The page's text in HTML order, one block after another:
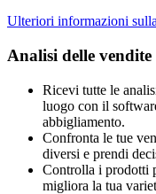
Ulteriori informazioni
Analisi delle vendite
Ricevi tutte le
luogo con il
abbigliamento.
Confronta le tue
diversi e prendi
Controlla i prodotti
migliora la tua